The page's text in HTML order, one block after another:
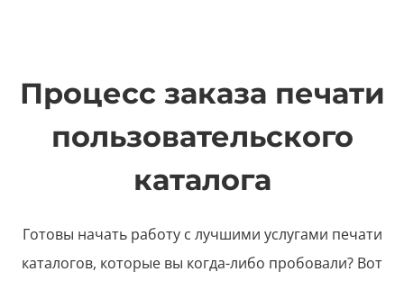
Процесс заказа печати
пользовательского
каталога
Готовы начать работу с лучшими услугами печати
каталогов, которые вы когда-либо пробовали? Вот